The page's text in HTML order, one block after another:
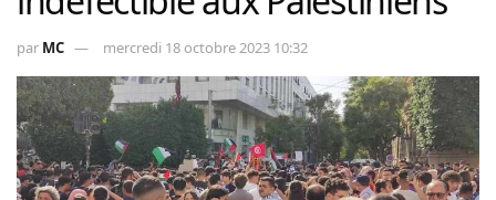
par MC mercredi 18 octobre 2023 10:32